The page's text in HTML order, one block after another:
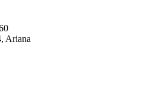
Ariana